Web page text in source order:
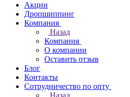
Акции
Дропшиппинг
Компания
Назад
Компания
О компании
Оставить отзыв
Блог
Контакты
Сотрудничество по опту
Назад